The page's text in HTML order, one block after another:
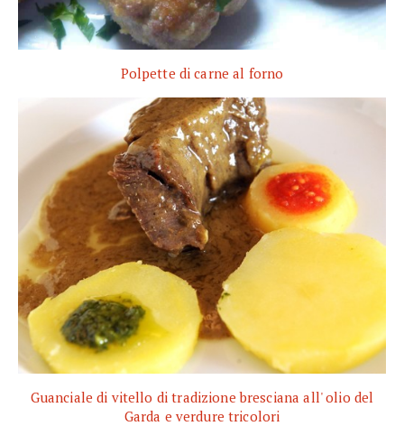
Polpette di carne al forno
Guanciale di vitello di tradizione bresciana all' olio del
Garda e verdure tricolori